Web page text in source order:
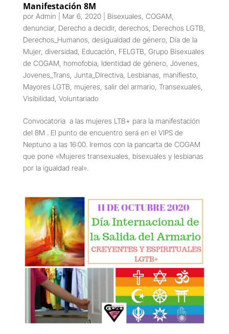
Manifestación 8M
por Admin Mar 6, 2020| Bisexuales COGAM
denunciar, Derecho a decidir, derechos Derechos LGTB
Derechos_Humanos desigualdad de género, Día de la
Mujer, diversidad Educación FELGTB Grupo Bisexuales
de COGAM homofobia, Identidad de género, Jóvenes
Jovenes_Trans Junta_DIrectiva, Lesbianas manifiesto,
Mayores LGTB mujeres salir del armario, Transexuales
Visibilidad Voluntariado
Convocatoria a las mujeres LTB+ para la manifestación
del 8M . El punto de encuentro será en el VIPS de
Neptuno a las 16:00. Iremos con la pancarta de COGAM
que pone «Mujeres transexuales, bisexuales y lesbianas
por la igualdad real».